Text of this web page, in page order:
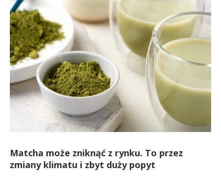
Matcha może zniknąć z rynku. To przez
zmiany klimatu i zbyt duży popyt